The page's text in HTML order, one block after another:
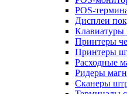
POS-
Дисплеи
Клавиатуры
Принтеры
Принтеры
Расходные
Ридеры
Сканеры